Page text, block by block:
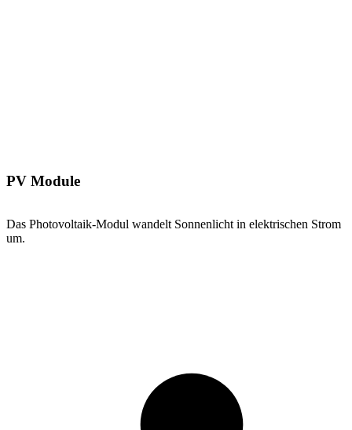
PV Module
Das Photovoltaik-Modul wandelt Sonnenlicht in elektrischen Strom
um.